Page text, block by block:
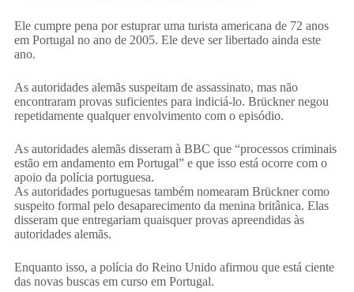
Ele cumpre pena por estuprar uma turista americana de 72 anos
em Portugal no ano de 2005. Ele deve ser libertado ainda este
ano.
As autoridades alemãs suspeitam de assassinato, mas não
encontraram provas suficientes para indiciá-lo. Brückner negou
repetidamente qualquer envolvimento com o episódio.
As autoridades alemãs disseram à BBC que “processos criminais
estão em andamento em Portugal” e que isso está ocorre com o
apoio da polícia portuguesa.
As autoridades portuguesas também nomearam Brückner como
suspeito formal pelo desaparecimento da menina britânica. Elas
disseram que entregariam quaisquer provas apreendidas às
autoridades alemãs.
Enquanto isso, a polícia do Reino Unido afirmou que está ciente
das novas buscas em curso em Portugal.